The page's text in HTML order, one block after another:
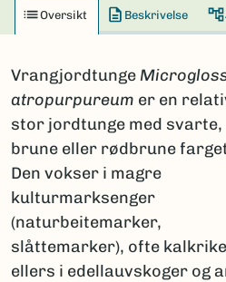
Oversikt Beskrivelse
Vrangjordtunge
atropurpureum er en
stor jordtunge med svarte,
brune eller rødbrune
Den vokser i magre
kulturmarksenger
(naturbeitemarker,
slåttemarker), ofte
ellers i edellauvskoger og